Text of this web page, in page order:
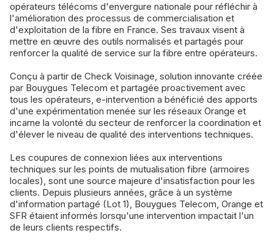
opérateurs télécoms d'envergure nationale pour réfléchir à
l'amélioration des processus de commercialisation et
d'exploitation de la fibre en France. Ses travaux visent à
mettre en œuvre des outils normalisés et partagés pour
renforcer la qualité de service sur la fibre entre opérateurs.
Conçu à partir de Check Voisinage, solution innovante créée
par Bouygues Telecom et partagée proactivement avec
tous les opérateurs, e-intervention a bénéficié des apports
d'une expérimentation menée sur les réseaux Orange et
incarne la volonté du secteur de renforcer la coordination et
d'élever le niveau de qualité des interventions techniques.
Les coupures de connexion liées aux interventions
techniques sur les points de mutualisation fibre (armoires
locales), sont une source majeure d'insatisfaction pour les
clients. Depuis plusieurs années, grâce à un système
d'information partagé (Lot 1), Bouygues Telecom, Orange et
SFR étaient informés lorsqu'une intervention impactait l'un
de leurs clients respectifs.